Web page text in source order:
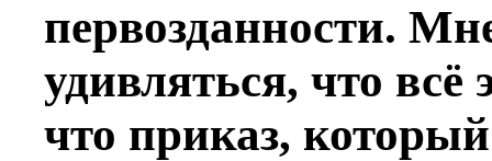
первозданности.
удивляться, что всё
что приказ,